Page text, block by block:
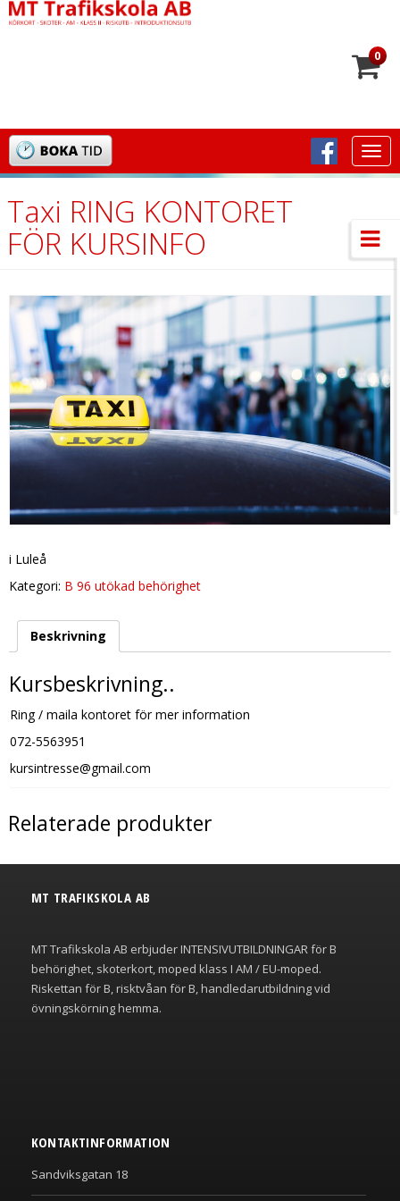
0
Taxi RING KONTORET
FÖR KURSINFO
i Luleå
Kategori: B 96 utökad behörighet
Beskrivning
Kursbeskrivning..
Ring / maila kontoret för mer information
072-5563951
kursintresse@gmail.com
Relaterade produkter
MT TRAFIKSKOLA AB
MT Trafikskola AB erbjuder INTENSIVUTBILDNINGAR för B
behörighet, skoterkort, moped klass I AM / EU-moped.
Riskettan för B, risktvåan för B, handledarutbildning vid
övningskörning hemma.
KONTAKTINFORMATION
Sandviksgatan 18